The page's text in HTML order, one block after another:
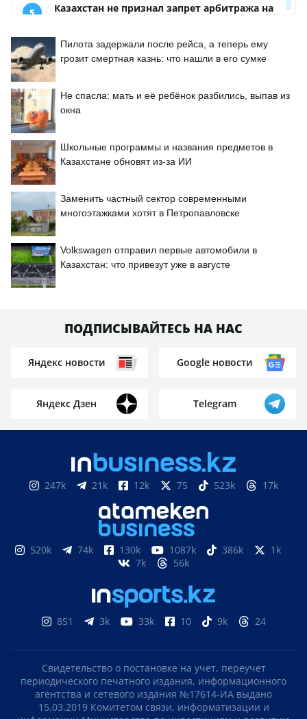
Пилота задержали после рейса, а теперь ему
грозит смертная казнь: что нашли в его сумке
Не спасла: мать и её ребёнок разбились, выпав из
окна
Школьные программы и названия предметов в
Казахстане обновят из-за ИИ
Заменить частный сектор современными
многоэтажками хотят в Петропавловске
Volkswagen отправил первые автомобили в
Казахстан: что привезут уже в августе
ПОДПИСЫВАЙТЕСЬ НА НАС
Яндекс новости Google новости
Яндекс Дзен Telegram
247k 21k 12k 75 523k 17k
520k 74k 130k 1087k 386k
1k
7k
56k
851 3k 33k 10 9k 24
Свидетельство о постановке на учет, переучет
периодического печатного издания, информационного
агентства и сетевого издания №17614-ИА выдано
15.03.2019 Комитетом связи, информатизации и